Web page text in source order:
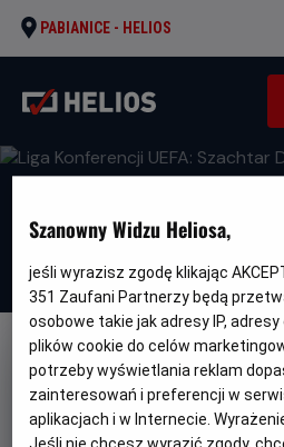
PABIANICE - HELIOS
Liga
Donieck -
Szanowny Widzu Heliosa,
jeśli wyrazisz zgodę klikając
351 Zaufani Partnerzy będą
osobowe takie jak adresy IP,
plików cookie do celów
potrzeby wyświetlania reklam
zainteresowań i preferencji w
aplikacjach i w Internecie.